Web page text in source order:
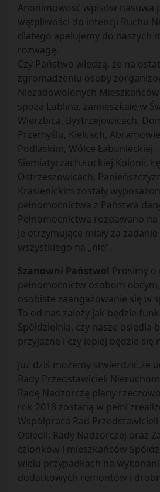
Anonimowość wpisów nasuwa
wątpliwości do intencji Ruchu
dlatego apelujemy do naszych
rozwagę.
Czy Państwo wiedzą, że na
zgromadzeniu osoby
Niezadowolonych
spoza Lublina, zamieszkałe w
Wierzbica, Bystrzejowicach,
Przemyślu, Kielcach,
Podlaskim, Wólce Łabunieckiej,
Siemiatyczach,Łuckiej Kolonii,
Ostrzeszowicach,
Krasienickim zostały
pełnomocnictwa z Państwa
Pełnomocnictwa rozdawano
je otrzymujące miały za
wszystkiego na „nie”.
Szanowni Państwo! Prosimy o
pełnomocnictw osobom
osobiste zaangażowanie się w
To od nas zależy jak będzie
Spółdzielnia, czy nasze osiedla
przyjazne i czy lepiej będzie się
Już dziś możemy stwierdzić,że
Rady Przedstawicieli
Radę Nadzorczą plany
rok 2018 zostaną w pełni
Współpraca Rad
Osiedli, Rady Nadzorczej oraz
członków i mieszkańców
wielu przypadkach na
dodatkowych remontów i